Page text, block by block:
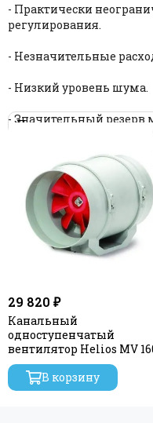
"TYWENT" -
"Dospel" - Канальные
"ARIUS" - Канальные
"Завод Вентилятор" -
вентиляторы
- Практически
регулирования.
- Незначительные
- Низкий уровень шума.
- Значительный резерв
29 820 ₽
Канальный
одноступенчатый
вентилятор Helios MV
В корзину